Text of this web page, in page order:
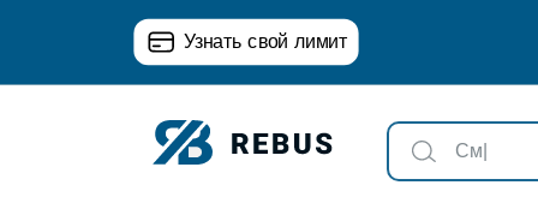
Узнать свой лимит